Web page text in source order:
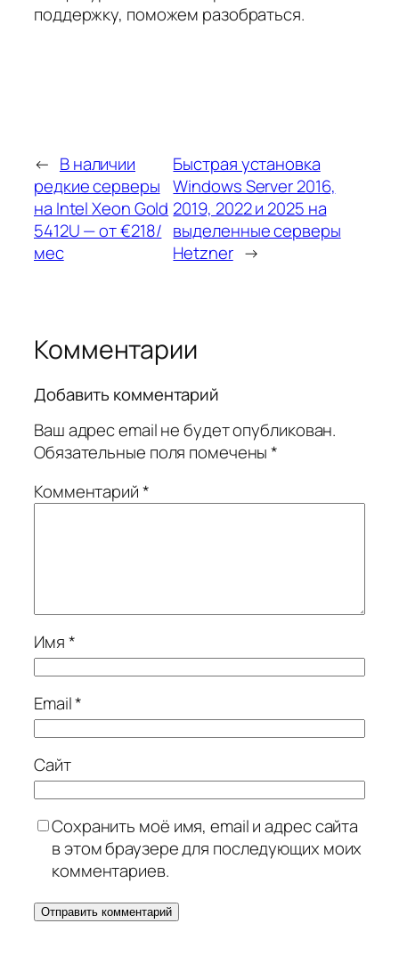
поддержку, поможем разобраться.
← В наличии
редкие серверы
на Intel Xeon Gold
5412U — от €218/
мес
Быстрая установка
Windows Server 2016,
2019, 2022 и 2025 на
выделенные серверы
Hetzner →
Комментарии
Добавить комментарий
Ваш адрес email не будет опубликован.
Обязательные поля помечены*
Комментарий*
Имя*
Email*
Сайт
Сохранить моё имя, email и адрес сайта
в этом браузере для последующих моих
комментариев.